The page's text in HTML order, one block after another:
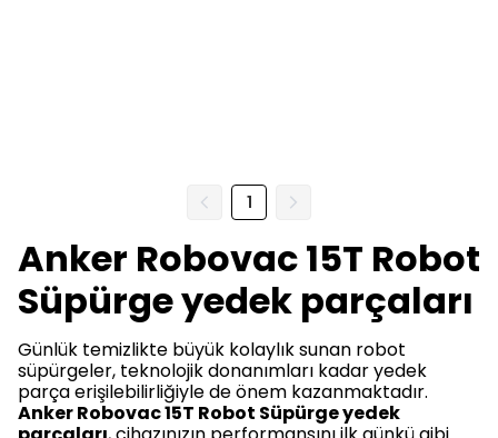
1
Anker Robovac 15T Robot
Süpürge yedek parçaları
Günlük temizlikte büyük kolaylık sunan robot
süpürgeler, teknolojik donanımları kadar yedek
parça erişilebilirliğiyle de önem kazanmaktadır.
Anker Robovac 15T Robot Süpürge yedek